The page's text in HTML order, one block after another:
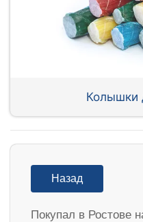
Колышки
Назад
Покупал в Ростове